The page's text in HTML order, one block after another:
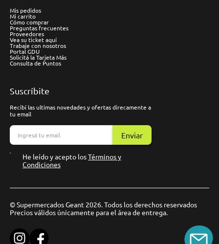
Mis pedidos
Mi carrito
Cómo comprar
Preguntas frecuentes
Proveedores
Vea su ticket aquí
Trabaje con nosotros
Portal GDU
Solicitá la Tarjeta Más
Consulta de Puntos
Suscríbite
Recibí las ultimas novedades y ofertas direcamente a
tu email
Enviar
He leído y acepto losTérminos y
Condiciones
© Supermercados Geant 2026. Todos los derechos reservados
Precios válidos únicamente para el área de entrega.